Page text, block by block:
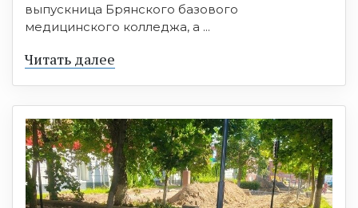
выпускница Брянского базового
медицинского колледжа, а ...
Читать далее